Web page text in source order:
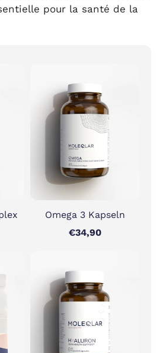
pour la santé de la
Omega 3 Kapseln
€34,90